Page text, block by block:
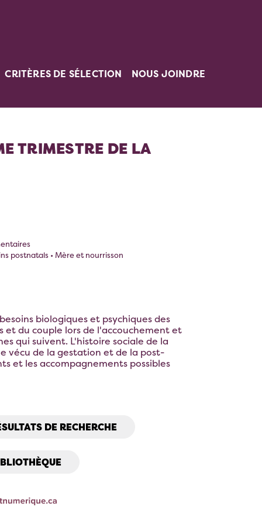
CRITÈRES DE SÉLECTION NOUS JOINDRE
TRIMESTRE DE LA
postnatals • Mère et nourrisson
biologiques et psychiques des
et du couple lors de l'accouchement et
qui suivent. L'histoire sociale de la
vécu de la gestation et de la post-
et les accompagnements possibles
DE RECHERCHE